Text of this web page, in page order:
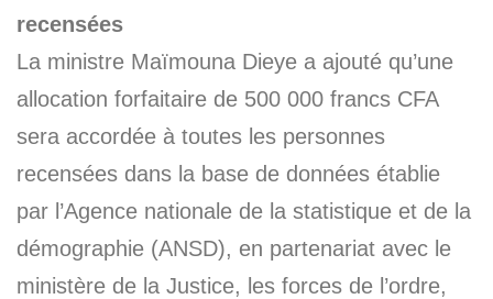
recensées
La ministre Maïmouna Dieye a ajouté qu’une
allocation forfaitaire de 500 000 francs CFA
sera accordée à toutes les personnes
recensées dans la base de données établie
par l’Agence nationale de la statistique et de la
démographie (ANSD), en partenariat avec le
ministère de la Justice, les forces de l’ordre,